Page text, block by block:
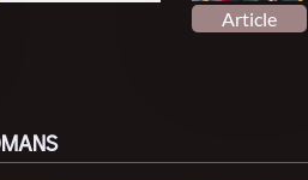
Article